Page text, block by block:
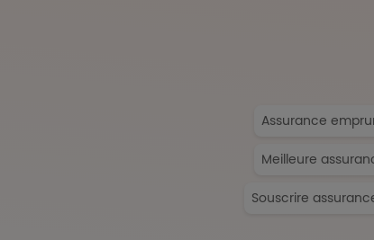
Assurance
Meilleure
Souscrire